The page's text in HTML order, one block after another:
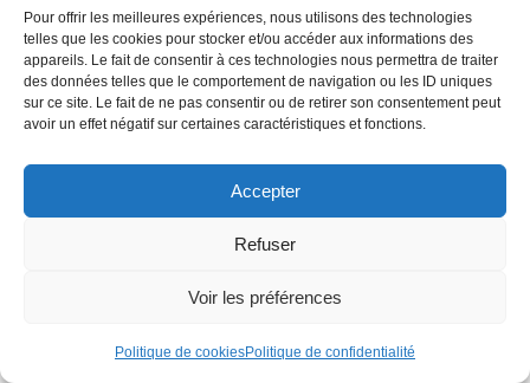
Pour offrir les meilleures expériences, nous utilisons des technologies
telles que les cookies pour stocker et/ou accéder aux informations des
appareils. Le fait de consentir à ces technologies nous permettra de traiter
des données telles que le comportement de navigation ou les ID uniques
sur ce site. Le fait de ne pas consentir ou de retirer son consentement peut
avoir un effet négatif sur certaines caractéristiques et fonctions.
Accepter
Refuser
Voir les préférences
Politique de cookiesPolitique de confidentialité
ÉCART
(Ressourc
es –
Emplois)
TRÉSORE
CUMULÉ
Un écart négatif sur l’une des années signale un